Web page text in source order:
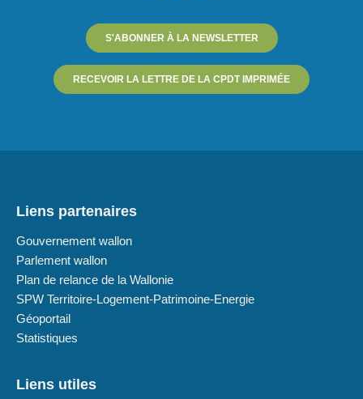
S'ABONNER À LA NEWSLETTER
RECEVOIR LA LETTRE DE LA CPDT IMPRIMÉE
Liens partenaires
Gouvernement wallon
Parlement wallon
Plan de relance de la Wallonie
SPW Territoire-Logement-Patrimoine-Energie
Géoportail
Statistiques
Liens utiles